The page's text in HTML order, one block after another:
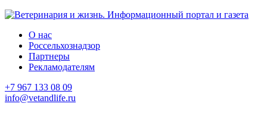
О нас
Россельхознадзор
Партнеры
Рекламодателям
+7 967 133 08 09
info@vetandlife.ru